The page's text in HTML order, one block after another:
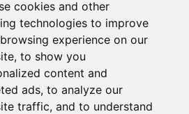
cookies and other
technologies to improve
experience on our
to show you
content and
ads, to analyze our
traffic, and to understand
SU
Console
Computer
Notebook
Smartphone